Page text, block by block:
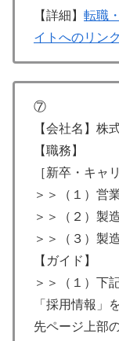
【詳細】 転職
イトへのリンク
⑦
【会社名】株
【職務】
［新卒・キャ
＞＞（１）営
＞＞（２）製
＞＞（３）製
【ガイド】
＞＞（１）下
「採用情報」
先ページ上部